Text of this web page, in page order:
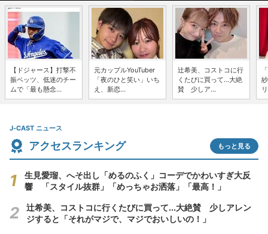
【ドジャース】打撃不
振ベッツ、低迷のチー
ムで「最も懸念...
元カップルYouTuber
「夜のひと笑い」いち
え、新恋...
辻希美、コストコに行
くたびに買って...大絶
賛 少しア...
J-CAST ニュース
アクセスランキング もっと見る
生見愛瑠、へそ出し「めるのふく」コーデでかわいすぎ大反
響 「スタイル抜群」「めっちゃお洒落」「最高！」
辻希美、コストコに行くたびに買って...大絶賛 少しアレン
ジすると「それがマジで、マジでおいしいの！」